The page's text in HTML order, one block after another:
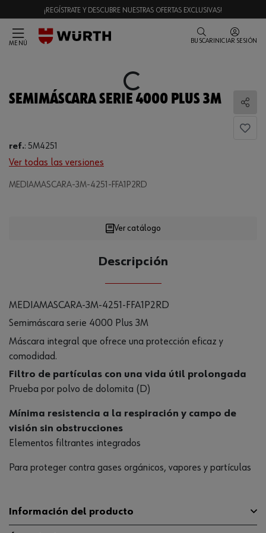
¡REGÍSTRATE Y DESCUBRE NUESTRAS OFERTAS EXCLUSIVAS!
MENÚ BUSCAR INICIAR SESIÓN
Loading...
SEMIMÁSCARA SERIE 4000 PLUS 3M
ref.: 5M4251
Ver todas las versiones
MEDIAMASCARA-3M-4251-FFA1P2RD
Loading...
Ver catálogo
Descripción
MEDIAMASCARA-3M-4251-FFA1P2RD
Semimáscara serie 4000 Plus 3M
Máscara integral que ofrece una protección eficaz y
comodidad.
Filtro de partículas con una vida útil prolongada
Prueba por polvo de dolomita (D)
Mínima resistencia a la respiración y campo de
visión sin obstrucciones
Elementos filtrantes integrados
Para proteger contra gases orgánicos, vapores y partículas
Información del producto